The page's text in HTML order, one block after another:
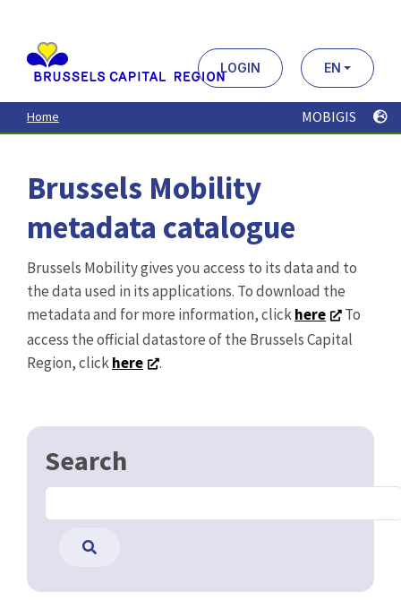
contenu
principal
LOGIN EN
Home MOBIGIS
Brussels Mobility
metadata catalogue
Brussels Mobility gives you access to its data and to
the data used in its applications. To download the
metadata and for more information, clickhere
To
access the official datastore of the Brussels Capital
Region, clickhere .
Search